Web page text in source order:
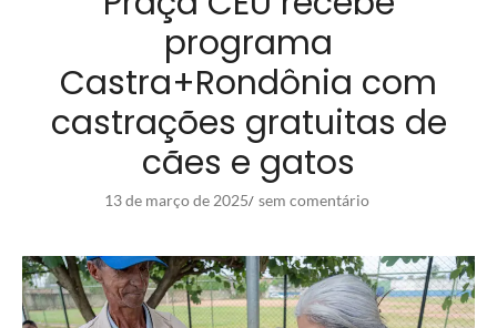
programa
Castra+Rondônia com
castrações gratuitas de
cães e gatos
13 de março de 2025/ sem comentário